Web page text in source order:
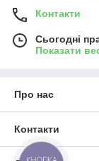
Контакти
Сьогодні
Показати
Про нас
Контакти